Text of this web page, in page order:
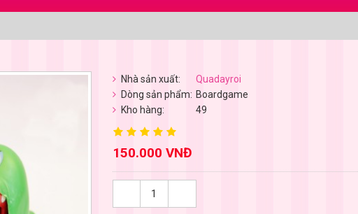
Nhà sản xuất:
Quadayroi
Dòng sản phẩm: Boardgame
Kho hàng:
49
150.000 VNĐ